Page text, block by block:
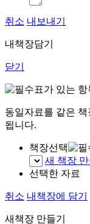
취소 내보내기
내책장담기
닫기
표가 있는
동일자료를 같은
됩니다.
책장선택
새 책장 만
선택한 자료
취소 내책장에 담기
새책장 만들기